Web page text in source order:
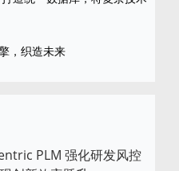
，织造未来
PLM 强化研发风控